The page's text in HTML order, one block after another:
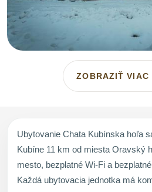
ZOBRAZIŤ VIAC
Ubytovanie Chata Kubínska hoľa
Kubíne 11 km od miesta Oravský
mesto, bezplatné Wi-Fi a
Každá ubytovacia jednotka má